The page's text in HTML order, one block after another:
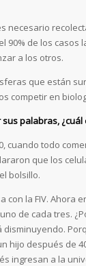
necesario
90% de los
a los otros.
que están
competir en
palabras, ¿cuál
cuando todo
que los
bolsillo.
con la FIV. Ahora
de cada tres.
disminuyendo.
hijo después de
ingresan a la